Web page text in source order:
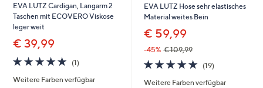
EVA LUTZ Cardigan, Langarm 2
Taschen mit ECOVERO Viskose
leger weit
€ 39,99
5.0
von
5
(1)
Weitere Farben verfügbar
EVA LUTZ Hose sehr elastisches
Material weites Bein
€ 59,99
-45% € 109,99
4.9
von
5
(19)
Weitere Farben verfügbar